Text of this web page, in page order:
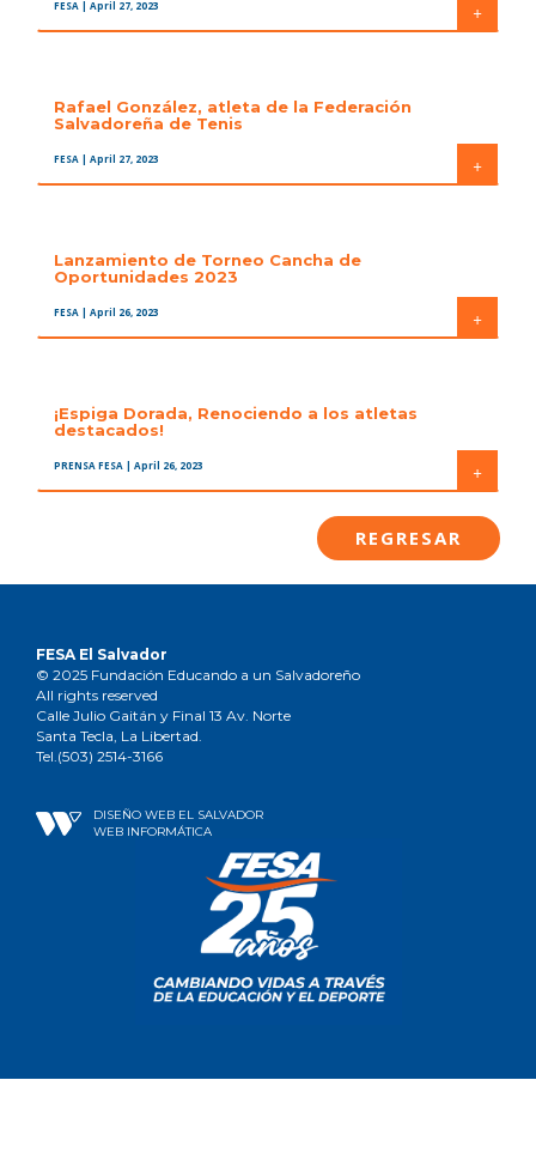
FESA | April 27, 2023 +
Rafael González, atleta de la Federación
Salvadoreña de Tenis
FESA | April 27, 2023 +
Lanzamiento de Torneo Cancha de
Oportunidades 2023
FESA | April 26, 2023 +
¡Espiga Dorada, Renociendo a los atletas
destacados!
PRENSA FESA | April 26, 2023 +
REGRESAR
FESA El Salvador
© 2025 Fundación Educando a un Salvadoreño
All rights reserved
Calle Julio Gaitán y Final 13 Av. Norte
Santa Tecla, La Libertad.
Tel.(503) 2514-3166
DISEÑO WEB EL SALVADOR
WEB INFORMÁTICA